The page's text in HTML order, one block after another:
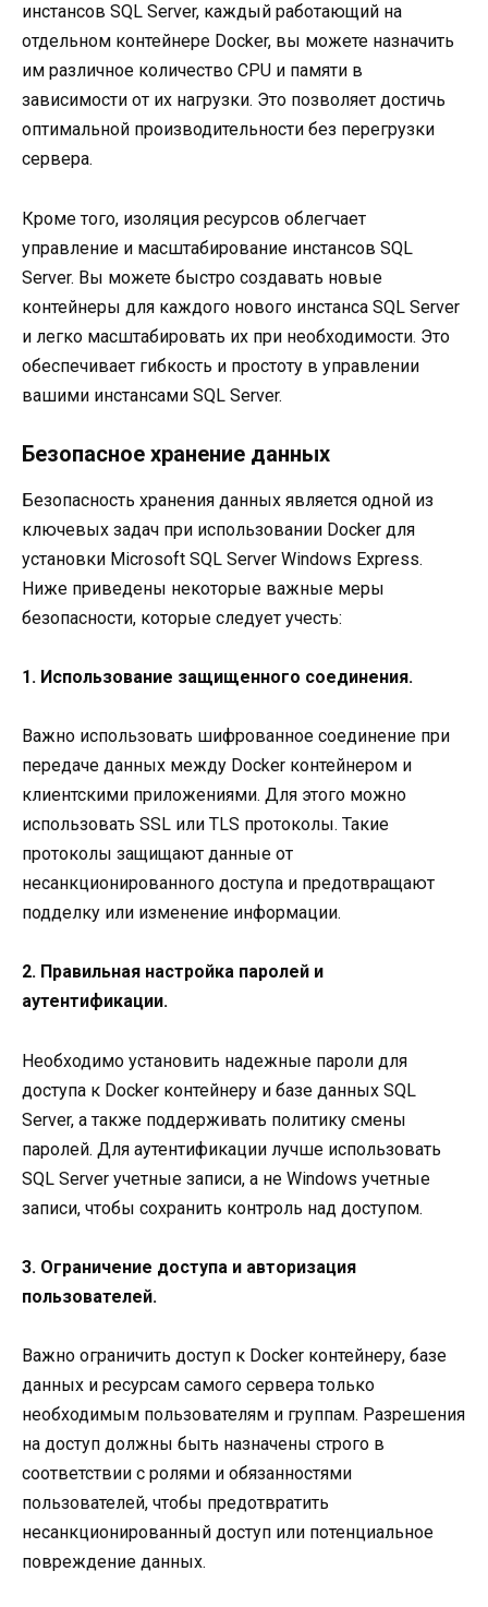
инстансов SQL Server, каждый работающий на
отдельном контейнере Docker, вы можете назначить
им различное количество CPU и памяти в
зависимости от их нагрузки. Это позволяет достичь
оптимальной производительности без перегрузки
сервера.
Кроме того, изоляция ресурсов облегчает
управление и масштабирование инстансов SQL
Server. Вы можете быстро создавать новые
контейнеры для каждого нового инстанса SQL Server
и легко масштабировать их при необходимости. Это
обеспечивает гибкость и простоту в управлении
вашими инстансами SQL Server.
Безопасное хранение данных
Безопасность хранения данных является одной из
ключевых задач при использовании Docker для
установки Microsoft SQL Server Windows Express.
Ниже приведены некоторые важные меры
безопасности, которые следует учесть:
1. Использование защищенного соединения.
Важно использовать шифрованное соединение при
передаче данных между Docker контейнером и
клиентскими приложениями. Для этого можно
использовать SSL или TLS протоколы. Такие
протоколы защищают данные от
несанкционированного доступа и предотвращают
подделку или изменение информации.
2. Правильная настройка паролей и
аутентификации.
Необходимо установить надежные пароли для
доступа к Docker контейнеру и базе данных SQL
Server, а также поддерживать политику смены
паролей. Для аутентификации лучше использовать
SQL Server учетные записи, а не Windows учетные
записи, чтобы сохранить контроль над доступом.
3. Ограничение доступа и авторизация
пользователей.
Важно ограничить доступ к Docker контейнеру, базе
данных и ресурсам самого сервера только
необходимым пользователям и группам. Разрешения
на доступ должны быть назначены строго в
соответствии с ролями и обязанностями
пользователей, чтобы предотвратить
несанкционированный доступ или потенциальное
повреждение данных.